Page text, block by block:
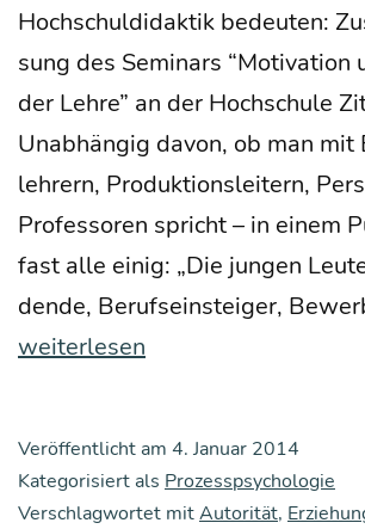
Hoch­schul­di­dak­tik bedeu­ten:
sung des Semi­nars “Moti­va­ti­on
der Leh­re” an der Hoch­schu­le
Unab­hän­gig davon, ob man
leh­rern, Pro­duk­ti­ons­lei­tern,
Pro­fes­so­ren spricht – in einem
fast alle einig: „Die jun­gen
den­de, Berufs­ein­stei­ger,
weiterlesen
Veröffentlicht am 4. Januar 2014
Kategorisiert als Prozesspsychologie
Verschlagwortet mitAutorität,